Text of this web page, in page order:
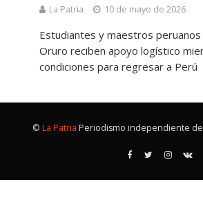
La Patria 10 de mayo de 2026
Estudiantes y maestros
Oruro reciben apoyo logístico
condiciones para regresar a Perú
© La Patria Periodismo independiente